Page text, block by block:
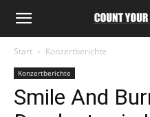
Start Konzertberichte
Konzertberichte
Smile And